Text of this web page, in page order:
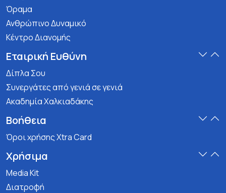
Όραμα
Ανθρώπινο Δυναμικό
Κέντρο Διανομής
Εταιρική Ευθύνη
Δίπλα Σου
Συνεργάτες από γενιά σε γενιά
Ακαδημία Χαλκιαδάκης
Βοήθεια
Όροι χρήσης Xtra Card
Χρήσιμα
Media Kit
Διατροφή